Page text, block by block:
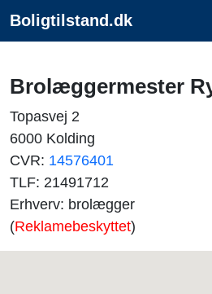
Boligtilstand.dk
Brolæggermester
Topasvej 2
6000 Kolding
CVR: 14576401
TLF: 21491712
Erhverv: brolægger
(Reklamebeskyttet)